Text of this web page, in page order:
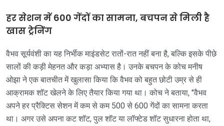
हर सेशन में 600 गेंदों का सामना, बचपन से मिली है
खास ट्रेनिंग
वैभव सूर्यवंशी का यह निर्भीक माइंडसेट रातों-रात नहीं बना है, बल्कि इसके पीछे
सालों की कड़ी मेहनत और कड़ा अभ्यास है। उनके बचपन के कोच मनीष
ओझा ने एक बातचीत में खुलासा किया कि वैभव को बहुत छोटी उम्र से ही
आक्रामक शॉट खेलने के लिए तैयार किया गया था। कोच ने बताया, "वैभव
अपने हर प्रैक्टिस सेशन में कम से कम 500 से 600 गेंदों का सामना करता
था। अगर उसे अपना कट शॉट, पुल शॉट या लॉफ्टेड शॉट सुधारना होता था,